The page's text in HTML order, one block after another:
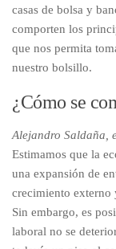
casas de bolsa y
comporten los
que nos permita
nuestro bolsillo.
¿Cómo se
Alejandro Saldaña,
Estimamos que la
una expansión de
crecimiento externo
Sin embargo, es
laboral no se